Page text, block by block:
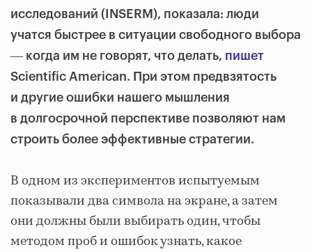
исследований (INSERM), показала: люди
учатся быстрее в ситуации свободного выбора
― когда им не говорят, что делать, пишет
Scientific American. При этом предвзятость
и другие ошибки нашего мышления
в долгосрочной перспективе позволяют нам
строить более эффективные стратегии.
В одном из экспериментов испытуемым
показывали два символа на экране, а затем
они должны были выбирать один, чтобы
методом проб и ошибок узнать, какое